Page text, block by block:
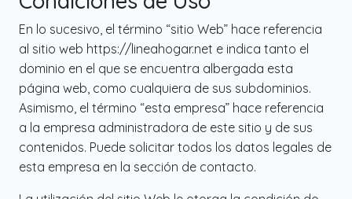
En lo sucesivo, el término “sitio Web” hace referencia
al sitio web https://lineahogar.net e indica tanto el
dominio en el que se encuentra albergada esta
página web, como cualquiera de sus subdominios.
Asimismo, el término “esta empresa” hace referencia
a la empresa administradora de este sitio y de sus
contenidos. Puede solicitar todos los datos legales de
esta empresa en la sección de contacto.